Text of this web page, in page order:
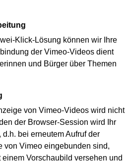
Klick-Lösung können wir Ihre
der Vimeo-Videos dient
und Bürger über Themen
von Vimeo-Videos wird nicht
der Browser-Session wird Ihr
bei erneutem Aufruf der
von Vimeo eingebunden sind,
Vorschaubild versehen und